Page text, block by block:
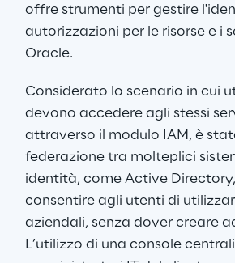
offre strumenti per gestire
autorizzazioni per le risorse e i
Oracle.
Considerato lo scenario in cui
devono accedere agli stessi
attraverso il modulo IAM, è
federazione tra molteplici
identità, come Active
consentire agli utenti di
aziendali, senza dover creare
L’utilizzo di una console